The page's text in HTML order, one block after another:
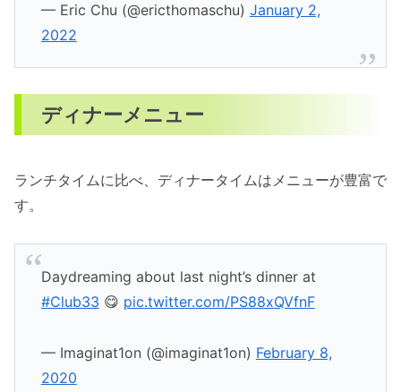
— Eric Chu (@ericthomaschu) January 2,
2022
ディナーメニュー
ランチタイムに比べ、ディナータイムはメニューが豊富で
す。
Daydreaming about last night’s dinner at
#Club33 😋 pic.twitter.com/PS88xQVfnF
— Imaginat1on (@imaginat1on) February 8,
2020